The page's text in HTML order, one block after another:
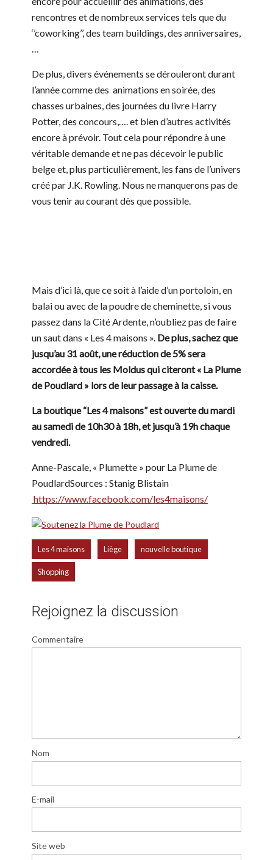
rencontres et de nombreux services tels que du
‘’coworking’’, des team buildings, des anniversaires,
De plus, divers événements se dérouleront durant
l’année comme des animations en soirée, des
chasses urbaines, des journées du livre Harry
Potter, des concours,…. et bien d’autres activités
encore à prévoir. Tout cela pour répondre à une
véritable demande et ne pas décevoir le public
belge et, plus particulièrement, les fans de l’univers
créé par J.K. Rowling. Nous ne manquerons pas de
vous tenir au courant dès que possible.
Mais d’ici là, que ce soit à l’aide d’un portoloin, en
balai ou avec de la poudre de cheminette, si vous
passez dans la Cité Ardente, n’oubliez pas de faire
un saut dans « Les 4 maisons ». De plus, sachez que
jusqu’au 31 août, une réduction de 5% sera
accordée à tous les Moldus qui citeront « La Plume
de Poudlard » lors de leur passage à la caisse.
La boutique “Les 4 maisons” est ouverte du mardi
au samedi de 10h30 à 18h, et jusqu’à 19h chaque
vendredi.
Anne-Pascale, « Plumette » pour La Plume de
PoudlardSources : Stanig Blistain
https://www.facebook.com/les4maisons/
Les 4 maisons Liège nouvelle boutique
Shopping
Rejoignez la discussion
Commentaire
Nom
E-mail
Site web